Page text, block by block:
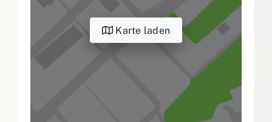
Karte laden